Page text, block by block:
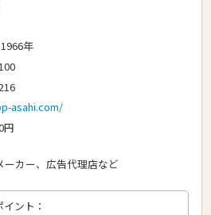
年
asahi.com/
円
ーカー、広告代理店など
ント：